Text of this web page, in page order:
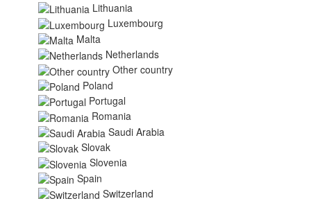
Lithuania
Luxembourg
Malta
Netherlands
Other country
Poland
Portugal
Romania
Saudi Arabia
Slovak
Slovenia
Spain
Switzerland